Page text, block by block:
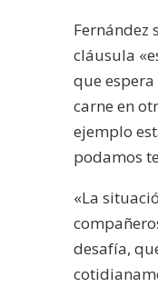
Fernández
cláusula
que
carne en
ejemplo
podamos
«La
desafía,